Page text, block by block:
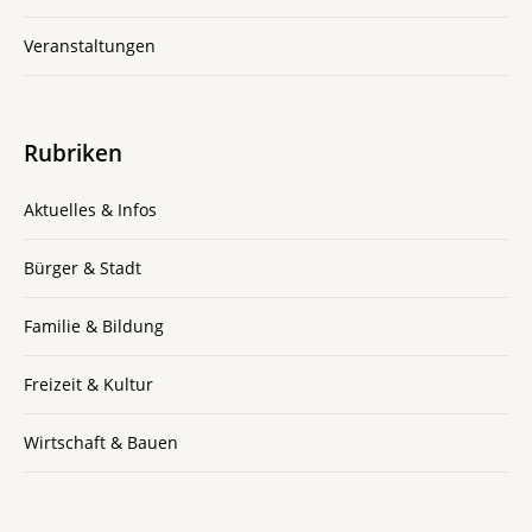
Veranstaltungen
Rubriken
Aktuelles & Infos
Bürger & Stadt
Familie & Bildung
Freizeit & Kultur
Wirtschaft & Bauen